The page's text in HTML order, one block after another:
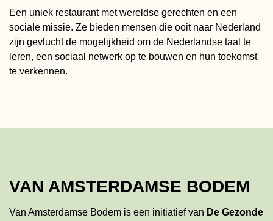
Een uniek restaurant met wereldse gerechten en een
sociale missie. Ze bieden mensen die ooit naar Nederland
zijn gevlucht de mogelijkheid om de Nederlandse taal te
leren, een sociaal netwerk op te bouwen en hun toekomst
te verkennen.
VAN AMSTERDAMSE BODEM
Van Amsterdamse Bodem is een initiatief van De Gezonde